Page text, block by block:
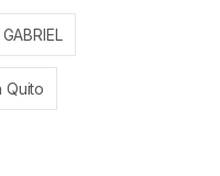
Quito